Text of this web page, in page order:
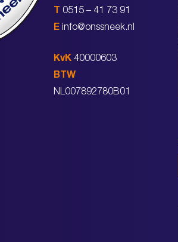
T 0515 – 41 73 91
E info@onssneek.nl
KvK 40000603
BTW
NL007892780B01